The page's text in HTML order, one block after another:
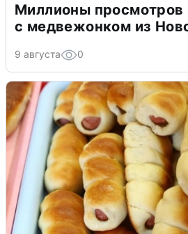
Миллионы просмотров
с медвежонком из
9 августа 0